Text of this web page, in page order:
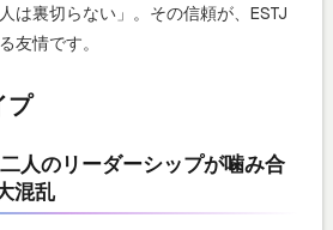
は裏切らない」。その信頼が、ESTJ
友情です。
プ
人のリーダーシップが噛み合
混乱